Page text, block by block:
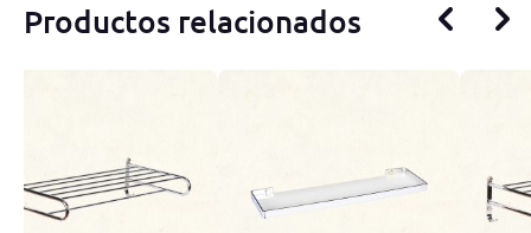
Productos relacionados